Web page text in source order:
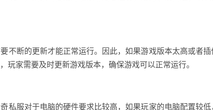
不断的更新才能正常运行。因此，如果游戏版本太高或者插
家需要及时更新游戏版本，确保游戏可以正常运行。
私服对于电脑的硬件要求比较高，如果玩家的电脑配置较低